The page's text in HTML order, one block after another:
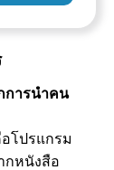
การนำคน
โปรแกรม
กหนังสือ